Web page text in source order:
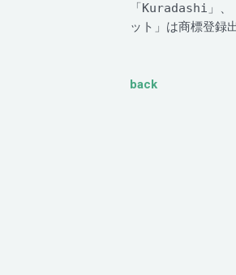
「Kuradashi」、
ット」は商標登録
back